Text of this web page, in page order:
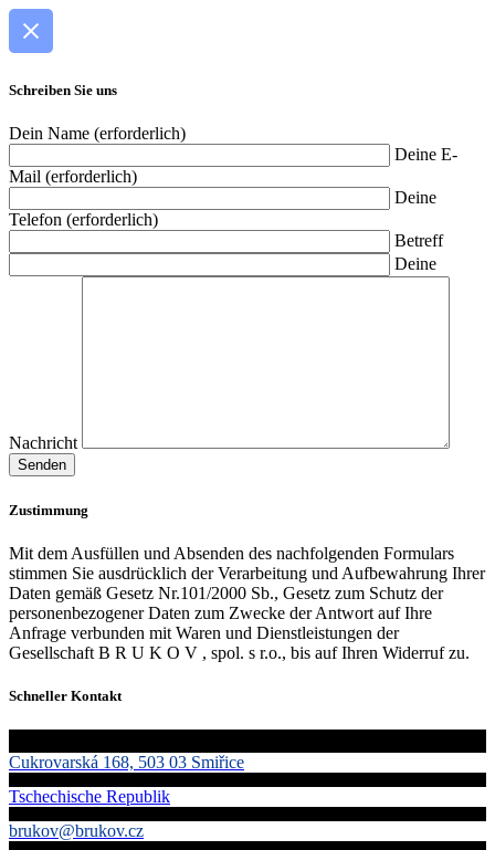
Schreiben Sie uns
Dein Name (erforderlich)
Deine E-
Mail (erforderlich)
Deine
Telefon (erforderlich)
Betreff
Deine
Nachricht
Zustimmung
Mit dem Ausfüllen und Absenden des nachfolgenden Formulars
stimmen Sie ausdrücklich der Verarbeitung und Aufbewahrung Ihrer
Daten gemäß Gesetz Nr.101/2000 Sb., Gesetz zum Schutz der
personenbezogener Daten zum Zwecke der Antwort auf Ihre
Anfrage verbunden mit Waren und Dienstleistungen der
Gesellschaft B R U K O V , spol. s r.o., bis auf Ihren Widerruf zu.
Schneller Kontakt
Cukrovarská 168, 503 03 Smiřice
Tschechische Republik
brukov@brukov.cz